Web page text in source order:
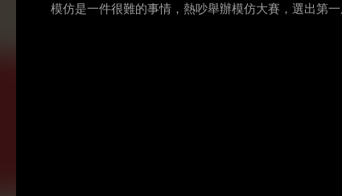
模仿是一件很難的事情，熱吵舉辦模仿大賽，選出第